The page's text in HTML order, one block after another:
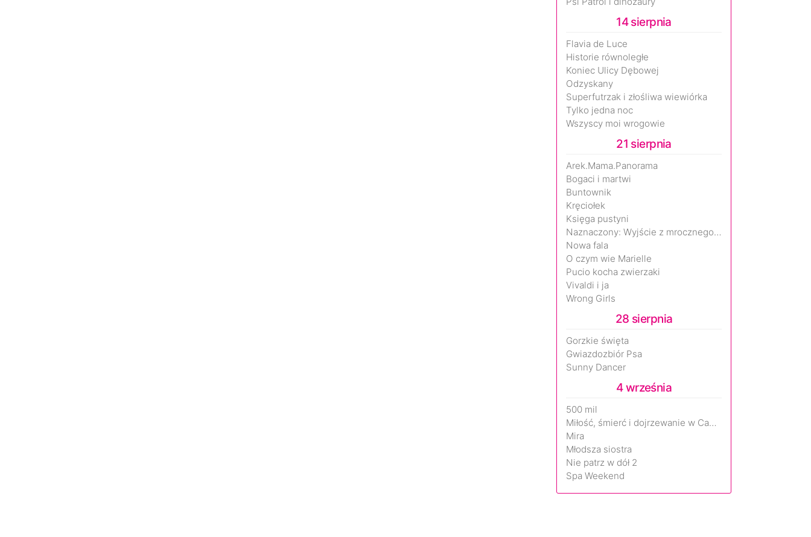
14 sierpnia
Flavia de Luce
Historie równoległe
Koniec Ulicy Dębowej
Odzyskany
Superfutrzak i złośliwa wiewiórka
Tylko jedna noc
Wszyscy moi wrogowie
21 sierpnia
Arek.Mama.Panorama
Bogaci i martwi
Buntownik
Kręciołek
Księga pustyni
Naznaczony: Wyjście z mrocznego wymiaru
Nowa fala
O czym wie Marielle
Pucio kocha zwierzaki
Vivaldi i ja
Wrong Girls
28 sierpnia
Gorzkie święta
Gwiazdozbiór Psa
Sunny Dancer
4 września
500 mil
Miłość, śmierć i dojrzewanie w Camp Miasma
Mira
Młodsza siostra
Nie patrz w dół 2
Spa Weekend